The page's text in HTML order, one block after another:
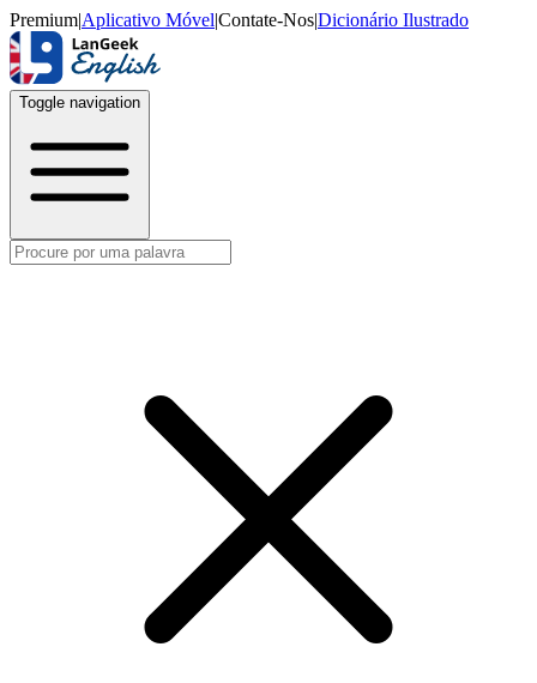
Premium|Aplicativo Móvel|Contate-Nos|Dicionário Ilustrado
Toggle navigation